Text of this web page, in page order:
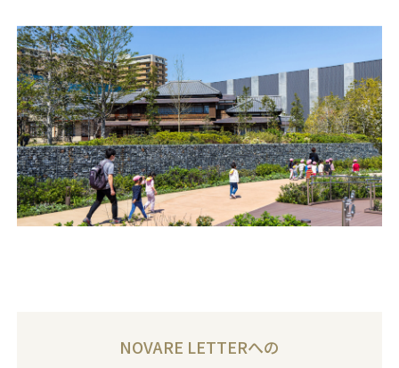
NOVARE LETTERへの